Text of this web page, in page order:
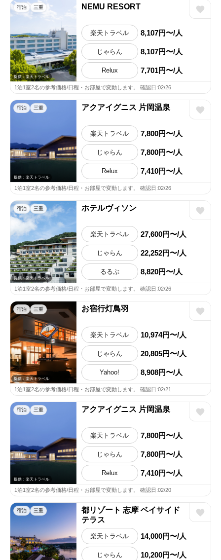
宿泊 三重
提供：楽天トラベル
NEMU RESORT
楽天トラベル 8,107円〜/人
じゃらん 8,107円〜/人
Relux 7,701円〜/人
1泊1室2名の参考価格/日程・お部屋で変動します。 確認日:02/26
宿泊 三重
提供：楽天トラベル
アクアイグニス 片岡温泉
楽天トラベル 7,800円〜/人
じゃらん 7,800円〜/人
Relux 7,410円〜/人
1泊1室2名の参考価格/日程・お部屋で変動します。 確認日:02/26
宿泊 三重
提供：楽天トラベル
ホテルヴィソン
楽天トラベル 27,600円〜/人
じゃらん 22,252円〜/人
るるぶ 8,820円〜/人
1泊1室2名の参考価格/日程・お部屋で変動します。 確認日:02/26
宿泊 三重
提供：楽天トラベル
お宿行灯鳥羽
楽天トラベル 10,974円〜/人
じゃらん 20,805円〜/人
Yahoo! 8,908円〜/人
1泊1室2名の参考価格/日程・お部屋で変動します。 確認日:02/21
宿泊 三重
提供：楽天トラベル
アクアイグニス 片岡温泉
楽天トラベル 7,800円〜/人
じゃらん 7,800円〜/人
Relux 7,410円〜/人
1泊1室2名の参考価格/日程・お部屋で変動します。 確認日:02/20
宿泊 三重
都リゾート 志摩 ベイサイド
テラス
楽天トラベル 14,000円〜/人
じゃらん 10,200円〜/人